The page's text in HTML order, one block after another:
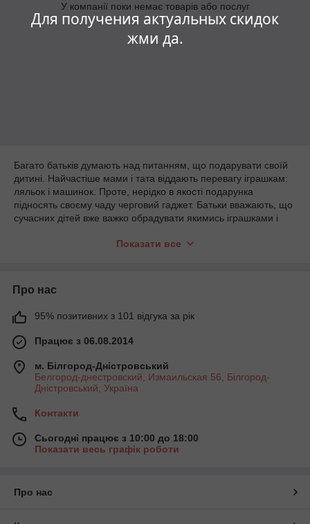
Для получения актуальных скидок
жми да.
У компанії поки немає товарів або послуг
Багато батьків думають над питанням, що подарувати своїй
дитині. Найчастіше мами і тата віддають перевагу іграшкам:
ляльок і машинок. Проте, нерідко в якості подарунка
підносять своєму чаду черговий гаджет. Батьки вважають, що
сучасних дітей вже важко обрадувати якимись іграшками і
іграшок, які зможуть здивувати навіть самих допитливих
Показати все
Про нас
95% позитивних з 101 відгука за рік
Працює з 06.08.2014
м. Білгород-Дністровський
Белгород-днестровский, Измаильская 56, Білгород-
Дністровський, Україна
Контакти
Сьогодні працює з 10:00 до 18:00
Показати весь графік роботи
Про нас